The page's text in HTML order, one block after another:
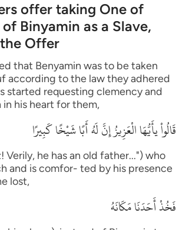
offer taking One of
Binyamin as a Slave,
Offer
that Benyamin was to be taken
according to the law they adhered
started requesting clemency and
in his heart for them,
قَالُواْ يأَيُّهَا الْعَزِيزُ إِنَّ لَهُ أَبًا شَيْخًا كَبِيرًا
Verily, he has an old father...") who
and is comfor- ted by his presence
lost,
فَخُذْ أَحَدَنَا مَكَانَهُ